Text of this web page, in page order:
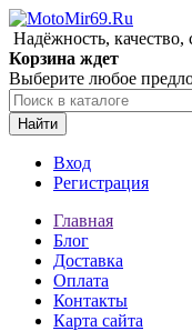
Надёжность,
Корзина ждет
Выберите любое
Найти
Вход
Регистрация
Главная
Блог
Доставка
Оплата
Контакты
Карта сайта